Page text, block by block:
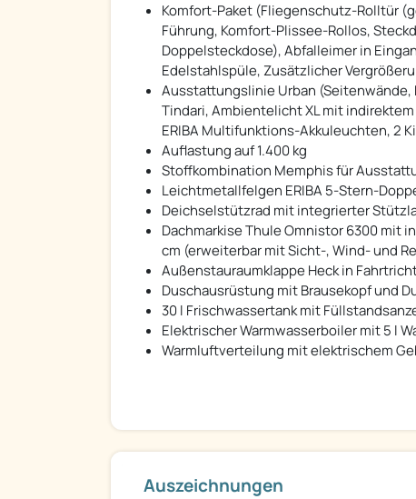
Komfort-Paket (Fliegenschutz-Rolltür
Führung, Komfort-Plissee-Rollos,
Doppelsteckdose), Abfalleimer in
Edelstahlspüle, Zusätzlicher
Ausstattungslinie Urban (Seitenwände,
Tindari, Ambientelicht XL mit
ERIBA Multifunktions-Akkuleuchten, 2
Auflastung auf 1.400 kg
Stoffkombination Memphis für
Leichtmetallfelgen ERIBA 5-Stern-
Deichselstützrad mit integrierter
Dachmarkise Thule Omnistor 6300 mit
cm (erweiterbar mit Sicht-, Wind- und
Außenstauraumklappe Heck in
Duschausrüstung mit Brausekopf und
30 l Frischwassertank mit
Elektrischer Warmwasserboiler mit 5 l
Warmluftverteilung mit elektrischem
Auszeichnungen